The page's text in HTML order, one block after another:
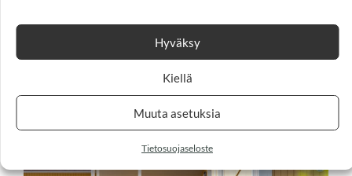
Hyväksy
Kiellä
Muuta asetuksia
Tietosuojaseloste